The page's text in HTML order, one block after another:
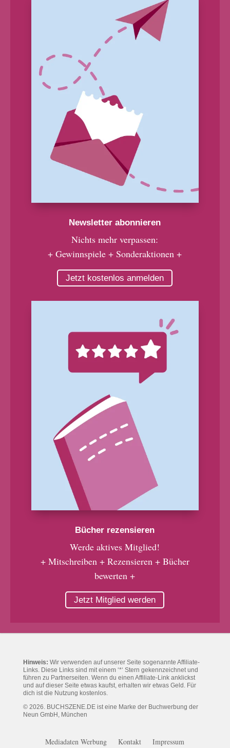
Newsletter abonnieren
Nichts mehr verpassen:
+ Gewinnspiele + Sonderaktionen +
Jetzt kostenlos anmelden
Bücher rezensieren
Werde aktives Mitglied!
+ Mitschreiben + Rezensieren + Bücher
bewerten +
Jetzt Mitglied werden
Hinweis: Wir verwenden auf unserer Seite sogenannte Affiliate-
Links. Diese Links sind mit einem ‘*‘ Stern gekennzeichnet und
führen zu Partnerseiten. Wenn du einen Affiliate-Link anklickst
und auf dieser Seite etwas kaufst, erhalten wir etwas Geld. Für
dich ist die Nutzung kostenlos.
© 2026. BUCHSZENE.DE ist eine Marke der Buchwerbung der
Neun GmbH, München
Mediadaten Werbung Kontakt Impressum